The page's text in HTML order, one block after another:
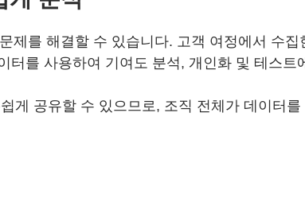
제를 해결할 수 있습니다. 고객 여정에서 수
를 사용하여 기여도 분석, 개인화 및 테스
게 공유할 수 있으므로, 조직 전체가 데이터